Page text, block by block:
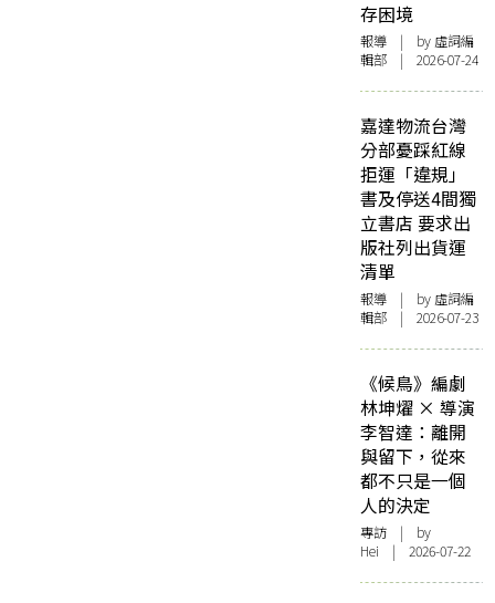
存困境
報導 | by 虛詞編
輯部 | 2026-07-24
嘉達物流台灣
分部憂踩紅線
拒運「違規」
書及停送4間獨
立書店 要求出
版社列出貨運
清單
報導 | by 虛詞編
輯部 | 2026-07-23
《候鳥》編劇
林坤燿 × 導演
李智達：離開
與留下，從來
都不只是一個
人的決定
專訪 | by
Hei | 2026-07-22